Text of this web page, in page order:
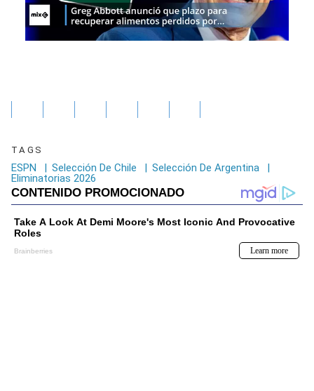
TAGS
ESPN | Selección De Chile | Selección De Argentina
|
Eliminatorias 2026